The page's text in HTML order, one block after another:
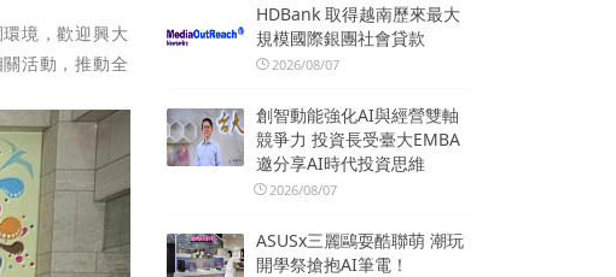
境，歡迎興大
活動，推動全
HDBank 取得越南歷來最大
規模國際銀團社會貸款
2026/08/07
創智動能強化AI與經營雙軸
競爭力 投資長受臺大EMBA
邀分享AI時代投資思維
2026/08/07
ASUSx三麗鷗耍酷聯萌 潮玩
開學祭搶抱AI筆電！